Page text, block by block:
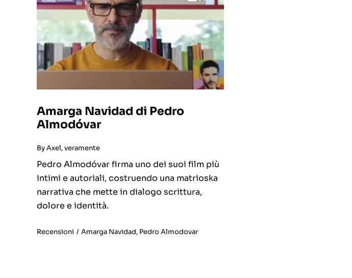
Amarga Navidad di Pedro
Almodóvar
ByAxel, veramente
Pedro Almodóvar firma uno dei suoi film più
intimi e autoriali, costruendo una matrioska
narrativa che mette in dialogo scrittura,
dolore e identità.
Recensioni / Amarga Navidad, Pedro Almodovar